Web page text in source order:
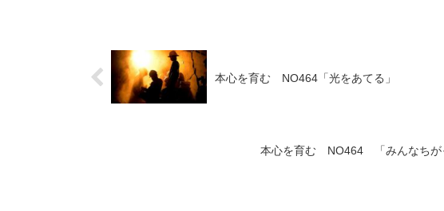
本心を育む NO464「光をあてる」
本心を育む NO464 「みんなちが